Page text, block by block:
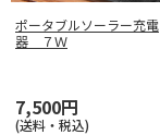
ポータブルソーラー充電
器 ７Ｗ
7,500円
(送料・税込)